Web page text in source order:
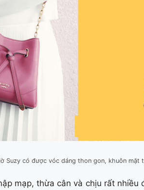
Suzy có được vóc dáng thon gon, khuôn mặt
mạp, thừa cân và chịu rất